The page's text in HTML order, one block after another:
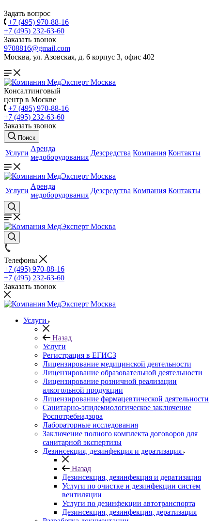
Задать вопрос
+7 (495) 970-88-16
+7 (495) 232-63-60
Заказать звонок
9708816@gmail.com
Москва, ул. Азовская, д. 6 корпус 3, офис 402
Консалтинговый
центр в Москве
+7 (495) 970-88-16
+7 (495) 232-63-60
Заказать звонок
Поиск
Услуги
Аренда
медоборудования
Дезсредства Компания Контакты
Услуги
Аренда
медоборудования
Дезсредства Компания Контакты
Телефоны
+7 (495) 970-88-16
+7 (495) 232-63-60
Заказать звонок
Услуги
Назад
Услуги
Регистрация в ЕГИСЗ
Лицензирование медицинской деятельности
Лицензирование образовательной деятельности
Лицензирование розничной реализации
алкогольной продукции
Лицензирование фармацевтической деятельности
Санитарно-эпидемиологическое заключение
Роспотребнадзора
Лабораторные исследования
Заключение полного комплекта договоров для
санитарной экспертизы
Дезинсекция, дезинфекция и дератизация
Назад
Дезинсекция, дезинфекция и дератизация
Услуги по очистке и дезинфекции систем
вентиляции
Услуги по дезинфекции автотранспорта
Дезинсекция, дезинфекция, дератизация